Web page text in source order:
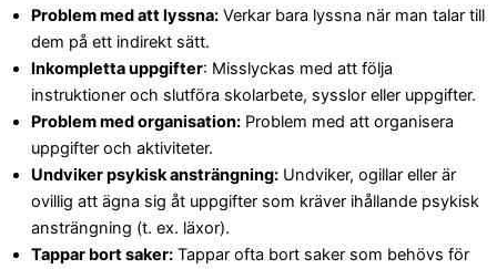
Problem med att lyssna: Verkar bara lyssna när man talar till
dem på ett indirekt sätt.
Inkompletta uppgifter: Misslyckas med att följa
instruktioner och slutföra skolarbete, sysslor eller uppgifter.
Problem med organisation: Problem med att organisera
uppgifter och aktiviteter.
Undviker psykisk ansträngning: Undviker, ogillar eller är
ovillig att ägna sig åt uppgifter som kräver ihållande psykisk
ansträngning (t. ex. läxor).
Tappar bort saker: Tappar ofta bort saker som behövs för